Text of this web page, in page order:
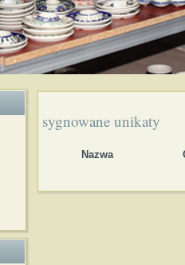
sygnowane unikaty
Nazwa